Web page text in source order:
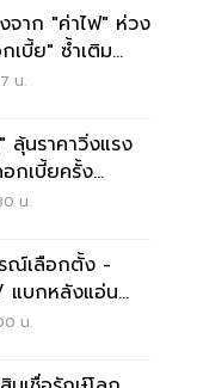
จาก "ค่าไฟ" ห่วง
เบี้ย" ซ้ำเติม
น.
ลุ้นราคาวิ่งแรง
กเบี้ยครั้ง
น.
ณ์เลือกตั้ง -
แบกหลังแอ่น
น.